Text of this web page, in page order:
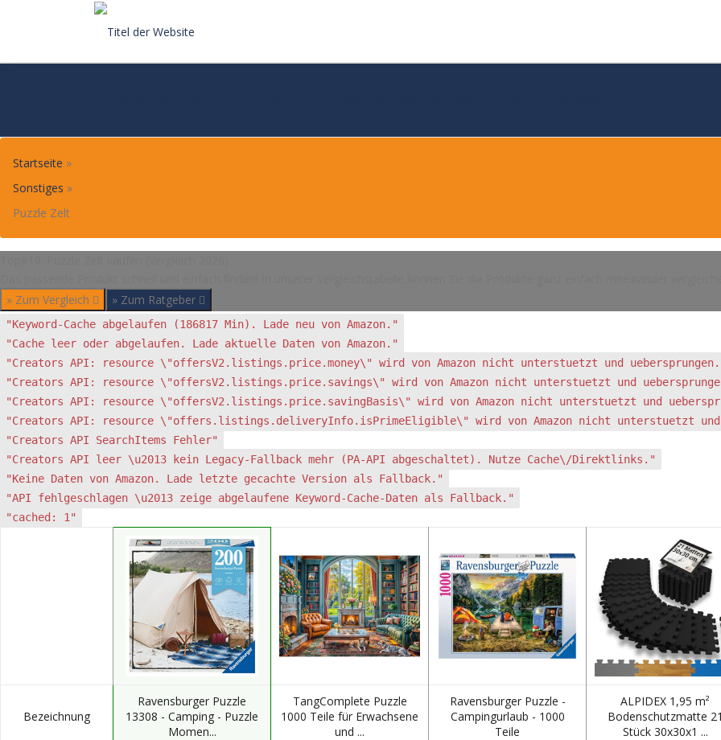
Startseite »
Sonstiges »
Puzzle Zelt
» Zum Vergleich
» Zum Ratgeber
"Keyword-Cache abgelaufen (186817 Min). Lade neu von Amazon."
"Cache leer oder abgelaufen. Lade aktuelle Daten von Amazon."
"Creators API: resource \"offersV2.listings.price.money\" wird von Amazon nicht unterstuetzt und
"Creators API: resource \"offersV2.listings.price.savings\" wird von Amazon nicht unterstuetzt und
"Creators API: resource \"offersV2.listings.price.savingBasis\" wird von Amazon nicht unterstuetzt und
"Creators API: resource \"offers.listings.deliveryInfo.isPrimeEligible\" wird von Amazon nicht unterstuetzt und
"Creators API SearchItems Fehler"
"Creators API leer \u2013 kein Legacy-Fallback mehr (PA-API abgeschaltet). Nutze Cache\/Direktlinks."
"Keine Daten von Amazon. Lade letzte gecachte Version als Fallback."
"API fehlgeschlagen \u2013 zeige abgelaufene Keyword-Cache-Daten als Fallback."
"cached: 1"
Bezeichnung
Ravensburger Puzzle
13308 - Camping - Puzzle
Momen...
TangComplete Puzzle
1000 Teile für Erwachsene
und ...
Ravensburger Puzzle -
Campingurlaub - 1000
Teile
ALPIDEX 1,95 m²
Bodenschutzmatte 21
Stück 30x30x1 ...